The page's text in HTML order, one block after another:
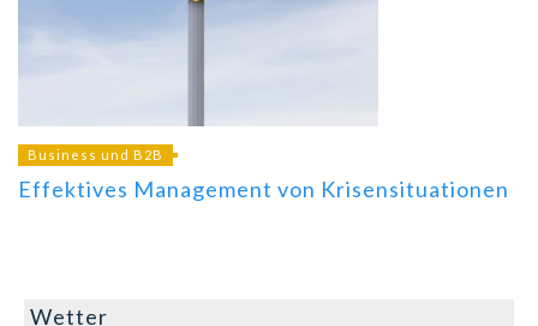
Business und B2B
Effektives Management von Krisensituationen
Wetter